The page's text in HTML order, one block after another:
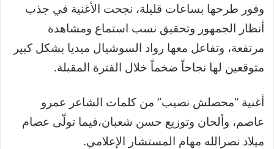
وفور طرحها بساعات قليلة، نجحت الأغنية في جذب
أنظار الجمهور وتحقيق نسب استماع ومشاهدة
مرتفعة، وتفاعل معها رواد السوشيال ميديا بشكل كبير
متوقعين لها نجاحاً ضخماً خلال الفترة المقبلة.
أغنية “محصلش نصيب” من كلمات الشاعر عمرو
عاصم، وألحان وتوزيع حسن شعبان،فيما تولّى عصام
ميلاد نصرالله مهام المستشار الإعلامي.